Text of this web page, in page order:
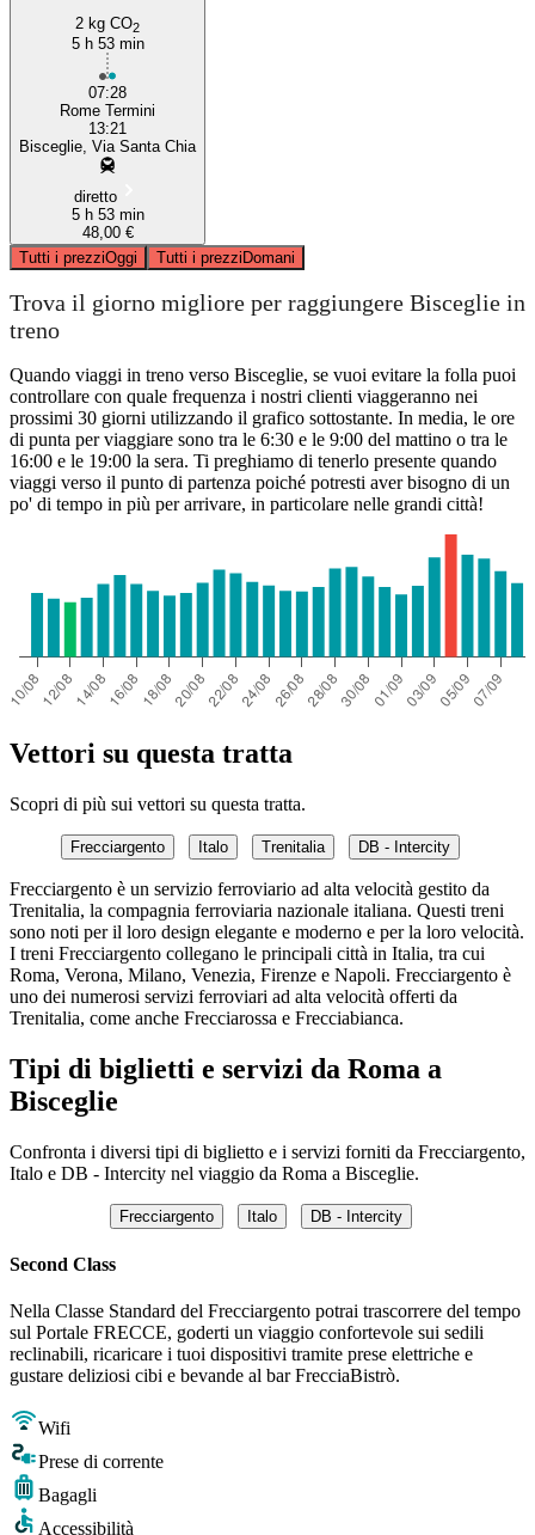
2 kg CO2
5 h 53 min
07:28
Rome Termini
13:21
Bisceglie, Via Santa Chia
diretto
5 h 53 min
48,00 €
Tutti i prezziOggi Tutti i prezziDomani
Trova il giorno migliore per raggiungere Bisceglie in
treno
Quando viaggi in treno verso Bisceglie, se vuoi evitare la folla puoi
controllare con quale frequenza i nostri clienti viaggeranno nei
prossimi 30 giorni utilizzando il grafico sottostante. In media, le ore
di punta per viaggiare sono tra le 6:30 e le 9:00 del mattino o tra le
16:00 e le 19:00 la sera. Ti preghiamo di tenerlo presente quando
viaggi verso il punto di partenza poiché potresti aver bisogno di un
po' di tempo in più per arrivare, in particolare nelle grandi città!
Vettori su questa tratta
Scopri di più sui vettori su questa tratta.
Frecciargento Italo Trenitalia DB - Intercity
Frecciargento è un servizio ferroviario ad alta velocità gestito da
Trenitalia, la compagnia ferroviaria nazionale italiana. Questi treni
sono noti per il loro design elegante e moderno e per la loro velocità.
I treni Frecciargento collegano le principali città in Italia, tra cui
Roma, Verona, Milano, Venezia, Firenze e Napoli. Frecciargento è
uno dei numerosi servizi ferroviari ad alta velocità offerti da
Trenitalia, come anche Frecciarossa e Frecciabianca.
Tipi di biglietti e servizi da Roma a
Bisceglie
Confronta i diversi tipi di biglietto e i servizi forniti da Frecciargento,
Italo e DB - Intercity nel viaggio da Roma a Bisceglie.
Frecciargento Italo DB - Intercity
Second Class
Nella Classe Standard del Frecciargento potrai trascorrere del tempo
sul Portale FRECCE, goderti un viaggio confortevole sui sedili
reclinabili, ricaricare i tuoi dispositivi tramite prese elettriche e
gustare deliziosi cibi e bevande al bar FrecciaBistrò.
Wifi
Prese di corrente
Bagagli
Accessibilità